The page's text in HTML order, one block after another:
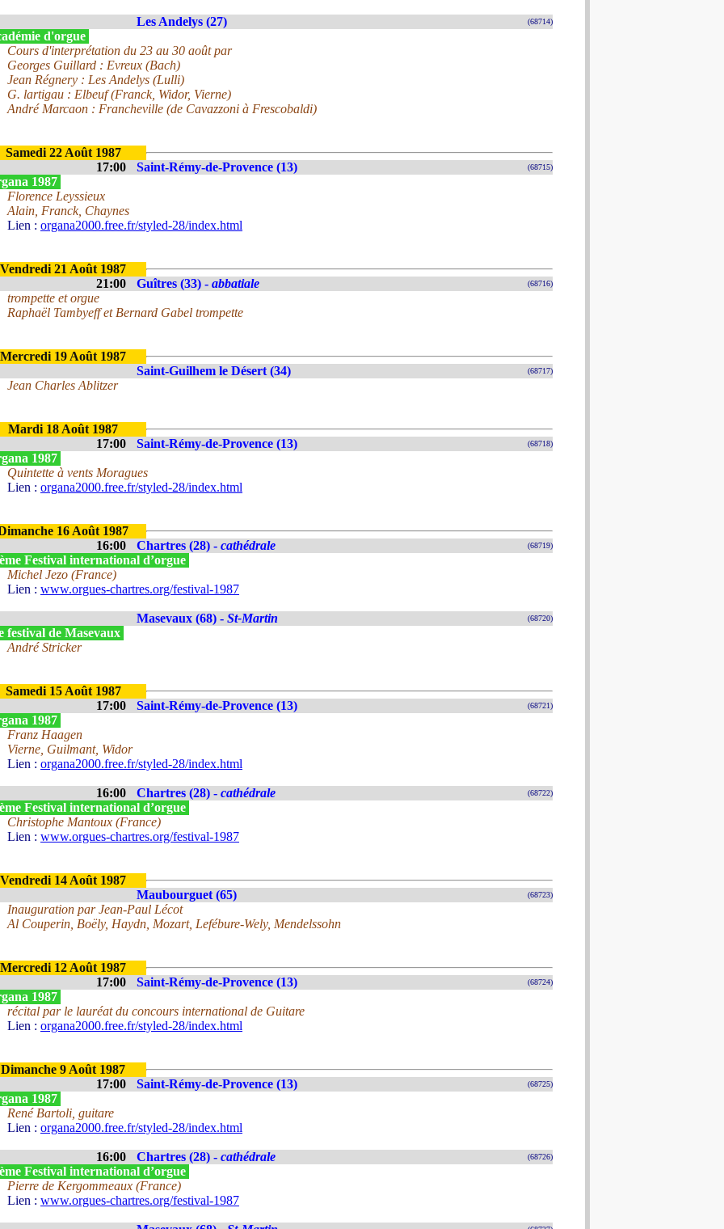
Les Andelys (27) (68714)
d'orgue
Cours d'interprétation du 23 au 30 août par
Georges Guillard : Evreux (Bach)
Jean Régnery : Les Andelys (Lulli)
G. lartigau : Elbeuf (Franck, Widor, Vierne)
André Marcaon : Francheville (de Cavazzoni à Frescobaldi)
Samedi 22 Août 1987
17:00
Saint-Rémy-de-Provence (13) (68715)
1987
Florence Leyssieux
Alain, Franck, Chaynes
Lien : organa2000.free.fr/styled-28/index.html
Vendredi 21 Août 1987
21:00
Guîtres (33) - abbatiale (68716)
trompette et orgue
Raphaël Tambyeff et Bernard Gabel trompette
Mercredi 19 Août 1987
Saint-Guilhem le Désert (34)
(68717)
Jean Charles Ablitzer
Mardi 18 Août 1987
17:00
Saint-Rémy-de-Provence (13) (68718)
1987
Quintette à vents Moragues
Lien : organa2000.free.fr/styled-28/index.html
16 Août 1987
16:00
Chartres (28) - cathédrale (68719)
Festival international d’orgue
Michel Jezo (France)
Lien : www.orgues-chartres.org/festival-1987
Masevaux (68) - St-Martin (68720)
festival de Masevaux
André Stricker
Samedi 15 Août 1987
17:00
Saint-Rémy-de-Provence (13) (68721)
1987
Franz Haagen
Vierne, Guilmant, Widor
Lien : organa2000.free.fr/styled-28/index.html
16:00 Chartres (28) - cathédrale (68722)
Festival international d’orgue
Christophe Mantoux (France)
Lien : www.orgues-chartres.org/festival-1987
Vendredi 14 Août 1987
Maubourguet (65)
(68723)
Inauguration par Jean-Paul Lécot
Al Couperin, Boëly, Haydn, Mozart, Lefébure-Wely, Mendelssohn
Mercredi 12 Août 1987
17:00
Saint-Rémy-de-Provence (13) (68724)
1987
récital par le lauréat du concours international de Guitare
Lien : organa2000.free.fr/styled-28/index.html
Dimanche 9 Août 1987
17:00
Saint-Rémy-de-Provence (13) (68725)
1987
René Bartoli, guitare
Lien : organa2000.free.fr/styled-28/index.html
16:00 Chartres (28) - cathédrale (68726)
Festival international d’orgue
Pierre de Kergommeaux (France)
Lien : www.orgues-chartres.org/festival-1987